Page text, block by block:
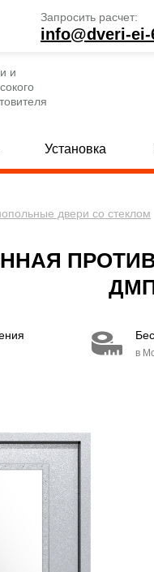
Запросить расчет:
info@dveri-ei-
и
глухие двери [69]
двери с МДФ и стеклом [15]
Установка
двери со стеклом
в